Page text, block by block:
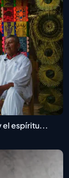
el espíritu...